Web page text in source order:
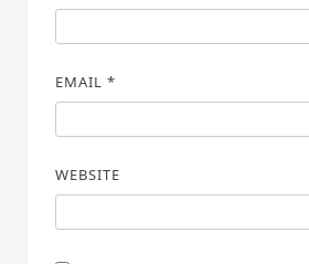
EMAIL *
WEBSITE